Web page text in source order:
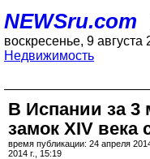
NEWSru.com
воскресенье, 9 августа
Недвижимость
В Испании за 3
замок XIV века
время публикации: 24 апреля
2014 г., 15:19